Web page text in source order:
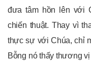
đưa tâm hồn lên với
chiến thuật. Thay vì
thực sự với Chúa, chỉ
Bỗng nó thấy thương